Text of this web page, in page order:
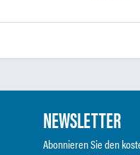
NEWSLETTER
Abonnieren Sie den